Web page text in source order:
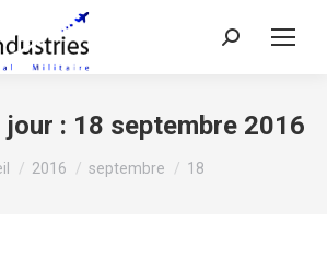
Search:
: 18 septembre 2016
êtes ici :
2016 septembre 18